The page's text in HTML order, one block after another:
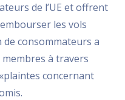
de l’UE et offrent
les vols
consommateurs a
à travers
concernant